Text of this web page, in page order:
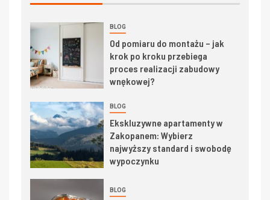
BLOG
Od pomiaru do montażu – jak
krok po kroku przebiega
proces realizacji zabudowy
wnękowej?
BLOG
Ekskluzywne apartamenty w
Zakopanem: Wybierz
najwyższy standard i swobodę
wypoczynku
BLOG